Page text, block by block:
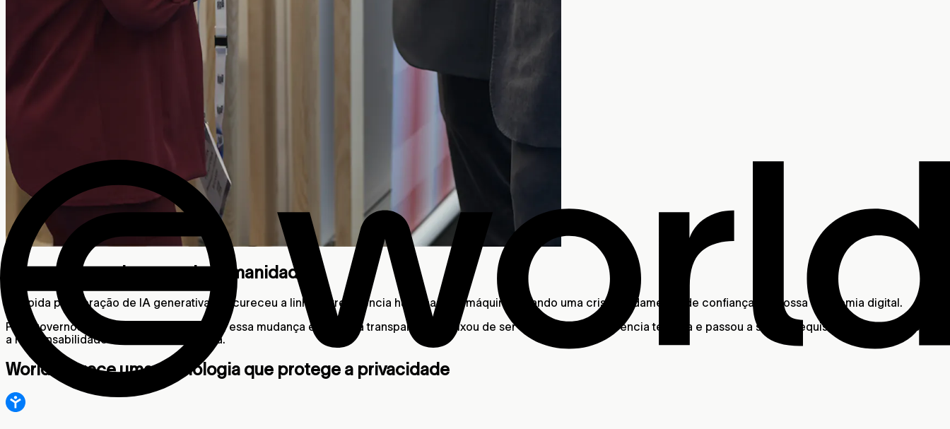
Infraestrutura de prova de humanidade
A rápida proliferação de IA generativa obscureceu a linha entre agência humana e de máquina, criando uma crise fundamental de confiança em nossa economia digital.
Para governos e órgãos do setor público, essa mudança é crítica: a transparência deixou de ser apenas uma preferência técnica e passou a ser um requisito fundamental para
a responsabilidade e a vida democrática.
World oferece uma tecnologia que protege a privacidade